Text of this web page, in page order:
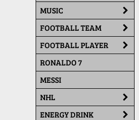
MUSIC
FOOTBALL TEAM
FOOTBALL PLAYER
RONALDO 7
MESSI
NHL
ENERGY DRINK